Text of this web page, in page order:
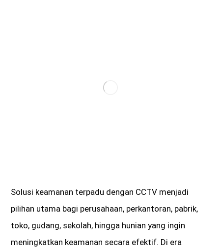
Solusi keamanan terpadu dengan CCTV menjadi
pilihan utama bagi perusahaan, perkantoran, pabrik,
toko, gudang, sekolah, hingga hunian yang ingin
meningkatkan keamanan secara efektif. Di era